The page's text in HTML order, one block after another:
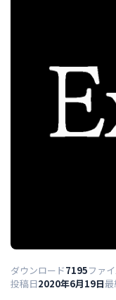
ダウンロード7195ファ
投稿日2020年6月19日